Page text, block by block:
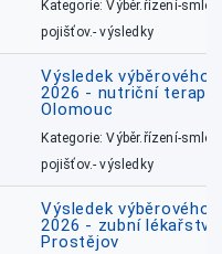
Kategorie: Výběr.řízení-
pojišťov.- výsledky
Výsledek výběrového
2026 - nutriční
Olomouc
Kategorie: Výběr.řízení-
pojišťov.- výsledky
Výsledek výběrového
2026 - zubní
Prostějov